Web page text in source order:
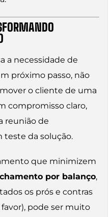
a necessidade de
próximo passo, não
o cliente de uma
compromisso claro,
reunião de
da solução.
que minimizem
por balanço,
os prós e contras
pode ser muito